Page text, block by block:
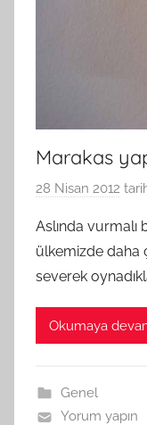
Marakas
28 Nisan 2012
Aslında vurmalı
ülkemizde daha
severek
Okumaya
Genel
Yorum yapın